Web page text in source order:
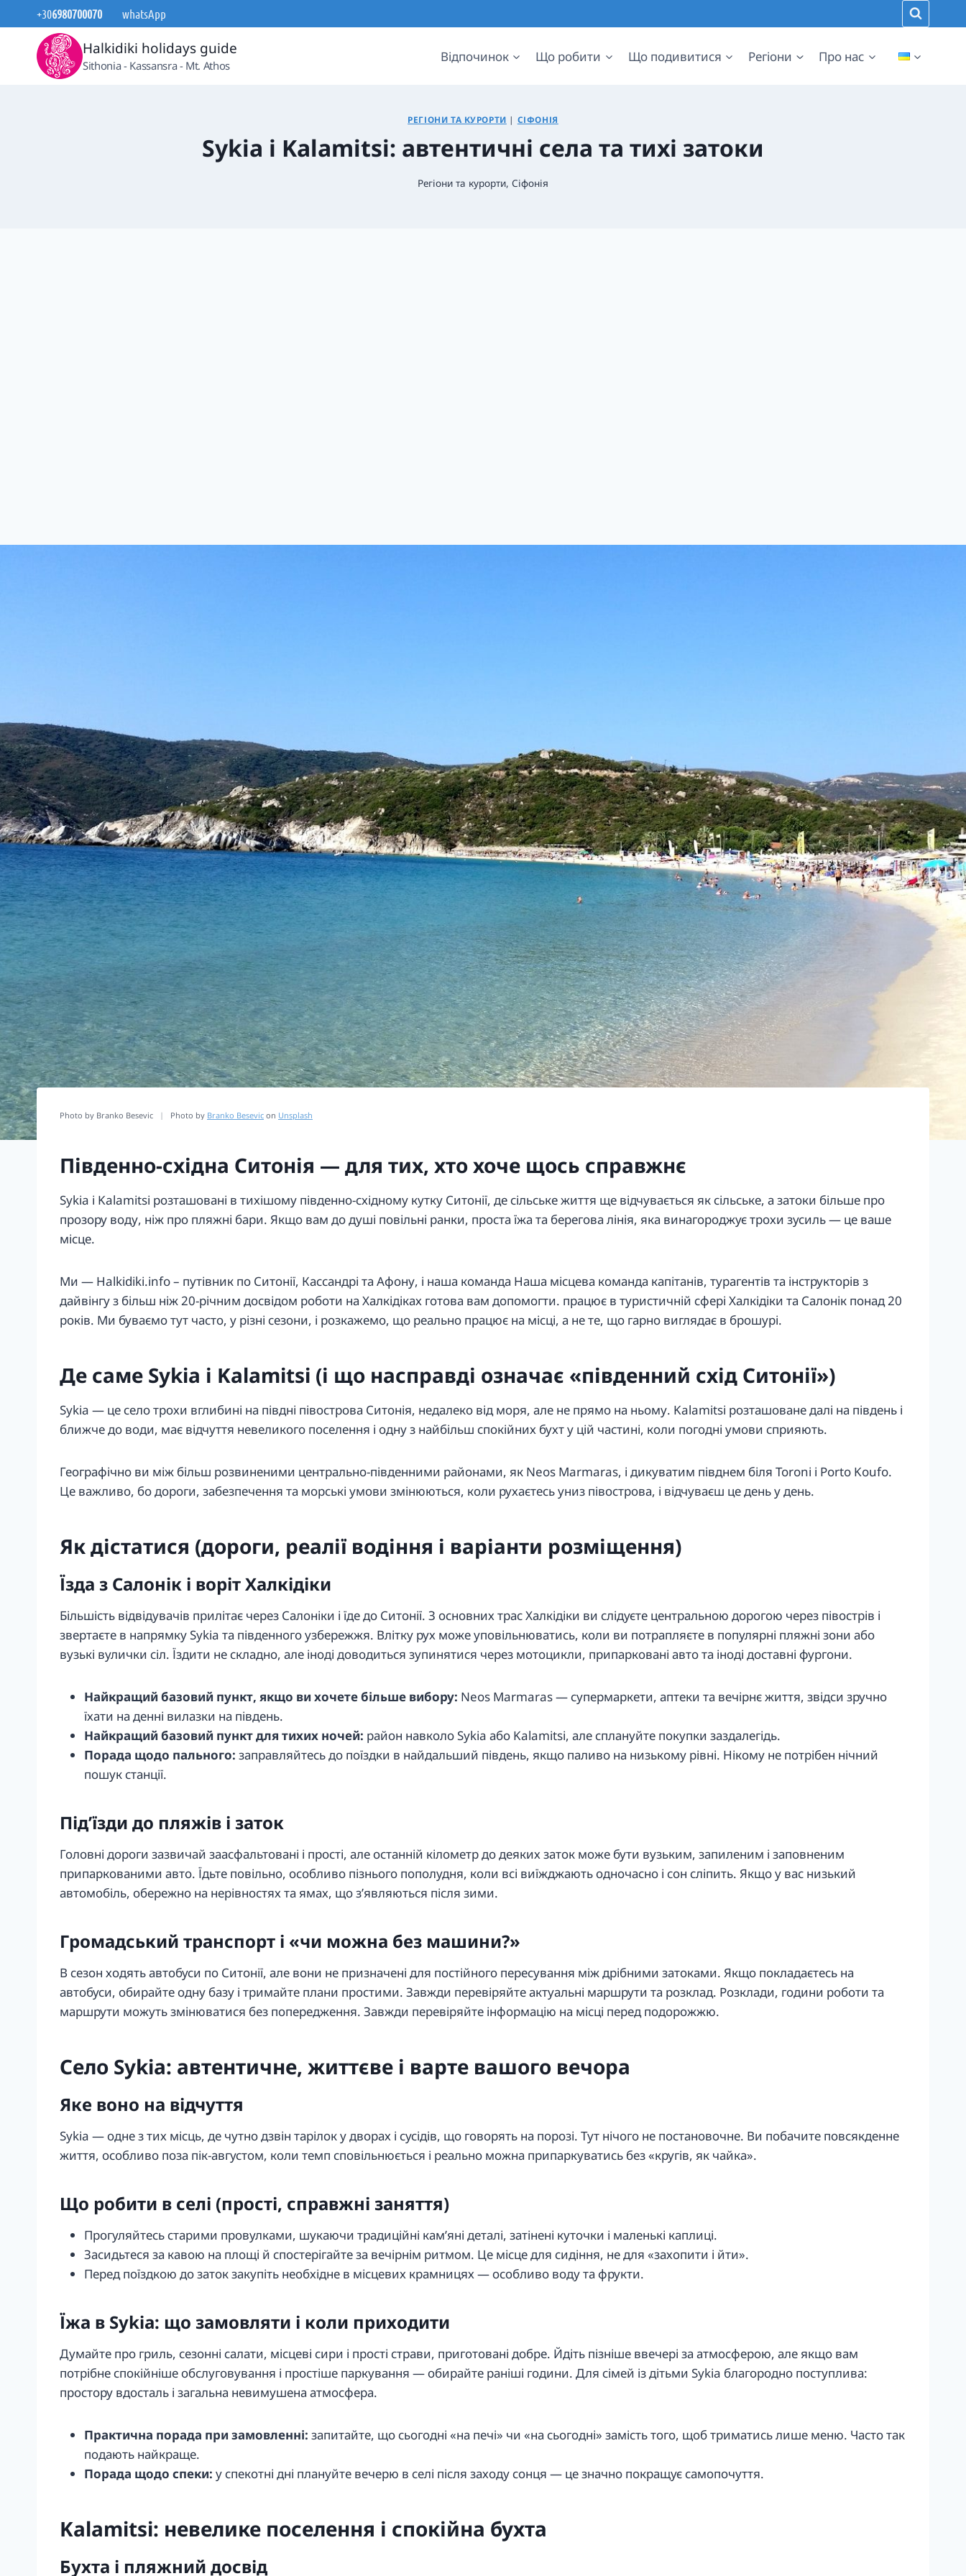
Перейти
до
+306980700070 whatsApp
Halkidiki holidays guide
Sithonia - Kassansra - Mt. Athos
Відпочинок Що робити Що подивитися Регіони Про нас
РЕГІОНИ ТА КУРОРТИ | СІФОНІЯ
Sykia і Kalamitsi: автентичні села та тихі затоки
Регіони та курорти, Сіфонія
Photo by Branko Besevic | Photo by Branko Besevic on Unsplash
Південно-східна Ситонія — для тих, хто хоче щось справжнє
Sykia і Kalamitsi розташовані в тихішому південно-східному кутку Ситонії, де сільське життя ще відчувається як сільське, а затоки більше про
прозору воду, ніж про пляжні бари. Якщо вам до душі повільні ранки, проста їжа та берегова лінія, яка винагороджує трохи зусиль — це ваше
місце.
Ми — Halkidiki.info – путівник по Ситонії, Кассандрі та Афону, і наша команда Наша місцева команда капітанів, турагентів та інструкторів з
дайвінгу з більш ніж 20-річним досвідом роботи на Халкідіках готова вам допомогти. працює в туристичній сфері Халкідіки та Салонік понад 20
років. Ми буваємо тут часто, у різні сезони, і розкажемо, що реально працює на місці, а не те, що гарно виглядає в брошурі.
Де саме Sykia і Kalamitsi (і що насправді означає «південний схід Ситонії»)
Sykia — це село трохи вглибині на півдні півострова Ситонія, недалеко від моря, але не прямо на ньому. Kalamitsi розташоване далі на південь і
ближче до води, має відчуття невеликого поселення і одну з найбільш спокійних бухт у цій частині, коли погодні умови сприяють.
Географічно ви між більш розвиненими центрально-південними районами, як Neos Marmaras, і дикуватим півднем біля Toroni і Porto Koufo.
Це важливо, бо дороги, забезпечення та морські умови змінюються, коли рухаєтесь униз півострова, і відчуваєш це день у день.
Як дістатися (дороги, реалії водіння і варіанти розміщення)
Їзда з Салонік і воріт Халкідіки
Більшість відвідувачів прилітає через Салоніки і їде до Ситонії. З основних трас Халкідіки ви слідуєте центральною дорогою через півострів і
звертаєте в напрямку Sykia та південного узбережжя. Влітку рух може уповільнюватись, коли ви потрапляєте в популярні пляжні зони або
вузькі вулички сіл. Їздити не складно, але іноді доводиться зупинятися через мотоцикли, припарковані авто та іноді доставні фургони.
Найкращий базовий пункт, якщо ви хочете більше вибору: Neos Marmaras — супермаркети, аптеки та вечірнє життя, звідси зручно
їхати на денні вилазки на південь.
Найкращий базовий пункт для тихих ночей: район навколо Sykia або Kalamitsi, але сплануйте покупки заздалегідь.
Порада щодо пального: заправляйтесь до поїздки в найдальший південь, якщо паливо на низькому рівні. Нікому не потрібен нічний
пошук станції.
Під’їзди до пляжів і заток
Головні дороги зазвичай заасфальтовані і прості, але останній кілометр до деяких заток може бути вузьким, запиленим і заповненим
припаркованими авто. Їдьте повільно, особливо пізнього пополудня, коли всі виїжджають одночасно і сон сліпить. Якщо у вас низький
автомобіль, обережно на нерівностях та ямах, що з’являються після зими.
Громадський транспорт і «чи можна без машини?»
В сезон ходять автобуси по Ситонії, але вони не призначені для постійного пересування між дрібними затоками. Якщо покладаєтесь на
автобуси, обирайте одну базу і тримайте плани простими. Завжди перевіряйте актуальні маршрути та розклад. Розклади, години роботи та
маршрути можуть змінюватися без попередження. Завжди перевіряйте інформацію на місці перед подорожжю.
Село Sykia: автентичне, життєве і варте вашого вечора
Яке воно на відчуття
Sykia — одне з тих місць, де чутно дзвін тарілок у дворах і сусідів, що говорять на порозі. Тут нічого не постановочне. Ви побачите повсякденне
життя, особливо поза пік-августом, коли темп сповільнюється і реально можна припаркуватись без «кругів, як чайка».
Що робити в селі (прості, справжні заняття)
Прогуляйтесь старими провулками, шукаючи традиційні кам’яні деталі, затінені куточки і маленькі каплиці.
Засидьтеся за кавою на площі й спостерігайте за вечірнім ритмом. Це місце для сидіння, не для «захопити і йти».
Перед поїздкою до заток закупіть необхідне в місцевих крамницях — особливо воду та фрукти.
Їжа в Sykia: що замовляти і коли приходити
Думайте про гриль, сезонні салати, місцеві сири і прості страви, приготовані добре. Йдіть пізніше ввечері за атмосферою, але якщо вам
потрібне спокійніше обслуговування і простіше паркування — обирайте раніші години. Для сімей із дітьми Sykia благородно поступлива:
простору вдосталь і загальна невимушена атмосфера.
Практична порада при замовленні: запитайте, що сьогодні «на печі» чи «на сьогодні» замість того, щоб триматись лише меню. Часто так
подають найкраще.
Порада щодо спеки: у спекотні дні плануйте вечерю в селі після заходу сонця — це значно покращує самопочуття.
Kalamitsi: невелике поселення і спокійна бухта
Бухта і пляжний досвід